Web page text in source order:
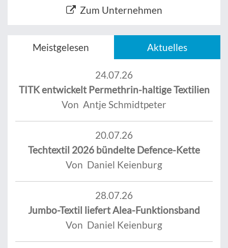
Zum Unternehmen
Meistgelesen Aktuelles
24.07.26
TITK entwickelt Permethrin-haltige Textilien
Von Antje Schmidtpeter
20.07.26
Techtextil 2026 bündelte Defence-Kette
Von Daniel Keienburg
28.07.26
Jumbo-Textil liefert Alea-Funktionsband
Von Daniel Keienburg